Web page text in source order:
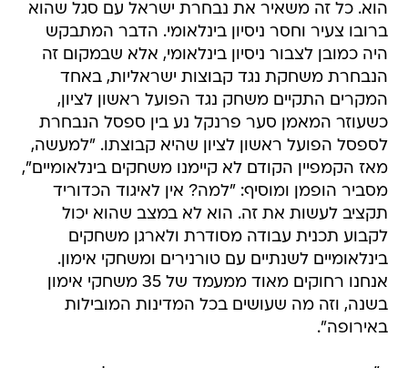
הוא. כל זה משאיר את נבחרת ישראל עם סגל שהוא
ברובו צעיר וחסר ניסיון בינלאומי. הדבר המתבקש
היה כמובן לצבור ניסיון בינלאומי, אלא שבמקום זה
הנבחרת משחקת נגד קבוצות ישראליות, באחד
המקרים התקיים משחק נגד הפועל ראשון לציון,
כשעוזר המאמן סער פרנקל נע בין ספסל הנבחרת
לספסל הפועל ראשון לציון שהיא קבוצתו. "למעשה,
מאז הקמפיין הקודם לא קיימנו משחקים בינלאומיים",
מסביר הופמן ומוסיף: "למה? אין לאיגוד הכדוריד
תקציב לעשות את זה. הוא לא במצב שהוא יכול
לקבוע תכנית עבודה מסודרת ולארגן משחקים
בינלאומיים לשנתיים עם טורנירים ומשחקי אימון.
אנחנו רחוקים מאוד ממעמד של 35 משחקי אימון
בשנה, וזה מה שעושים בכל המדינות המובילות
באירופה".